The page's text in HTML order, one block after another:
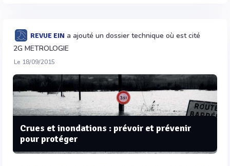
REVUE EIN a ajouté un dossier technique où est cité
2G METROLOGIE
Le 18/09/2015
Crues et inondations : prévoir et prévenir
pour protéger